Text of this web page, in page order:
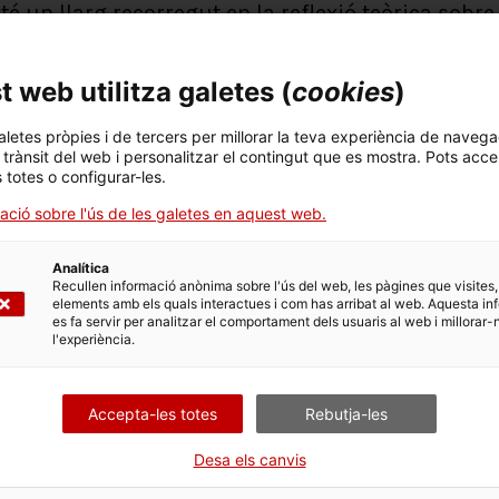
un llarg recorregut en la reflexió teòrica
i Julián Ibáñez de Opacua compta amb
Compartir
També et pot interessar
web utilitza galetes (cookies)
pròpies i de tercers per millorar la teva experiència de
del web i personalitzar el contingut que es mostra. Pots
totes o configurar-les.
sobre l'ús de les galetes en aquest web.
Analítica
Recullen informació anònima sobre l'ús del web, les pàgines que
elements amb els quals interactues i com has arribat al web. Aquesta
es fa servir per analitzar el comportament dels usuaris al web i millorar-
l'experiència.
Accepta-les totes Rebutja-les
Desa els canvis